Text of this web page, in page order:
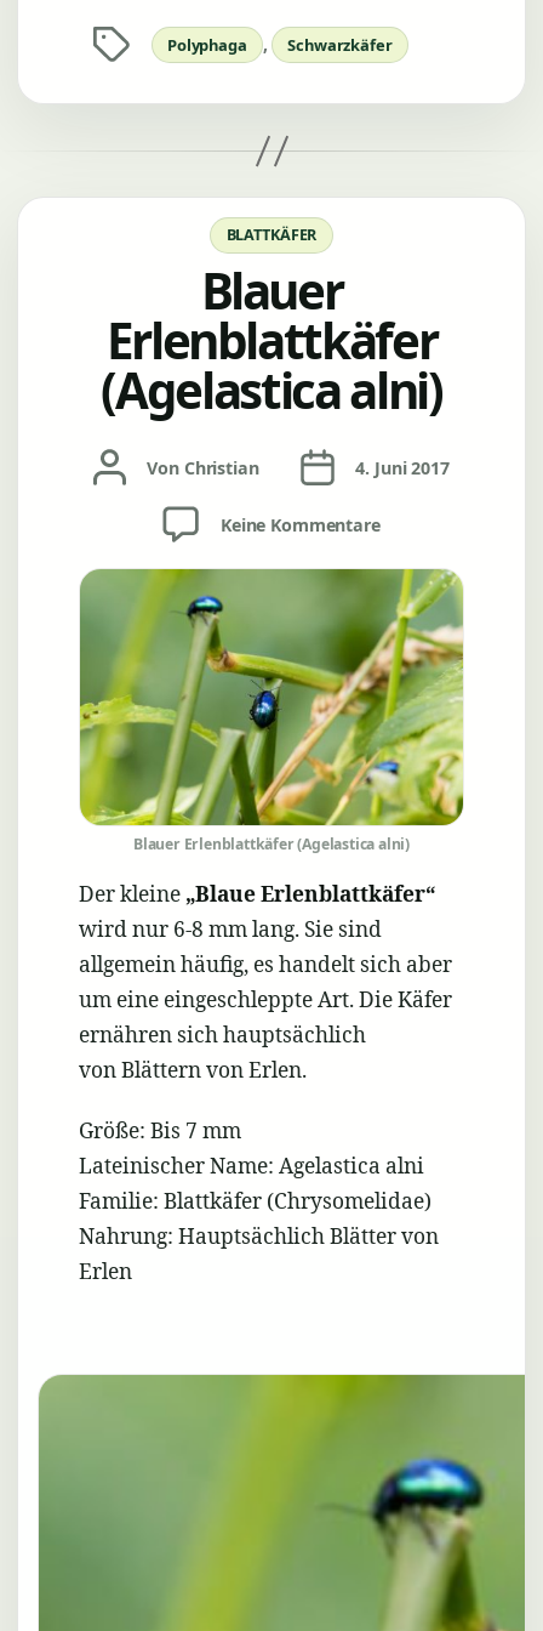
SchlagwörterPolyphaga , Schwarzkäfer
Kategorien
BLATTKÄFER
Blauer
Erlenblattkäfer
(Agelastica alni)
Beitragsautor
Von Christian Veröffentlichungsdatum
4. Juni 2017
Keine Kommentarezu
Erlenblattkäfer
(Agelastica
alni)
Blauer Erlenblattkäfer (Agelastica alni)
Der kleine„Blaue Erlenblattkäfer“
wird nur 6-8 mm lang. Sie sind
allgemein häufig, es handelt sich aber
um eine eingeschleppte Art. Die Käfer
ernähren sich hauptsächlich
von Blättern von Erlen.
Größe: Bis 7 mm
Lateinischer Name: Agelastica alni
Familie: Blattkäfer (Chrysomelidae)
Nahrung: Hauptsächlich Blätter von
Erlen